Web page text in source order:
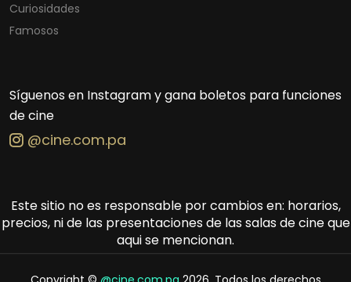
Curiosidades
Famosos
Síguenos en Instagram y gana boletos para funciones
de cine
@cine.com.pa
Este sitio no es responsable por cambios en: horarios,
precios, ni de las presentaciones de las salas de cine que
aqui se mencionan.